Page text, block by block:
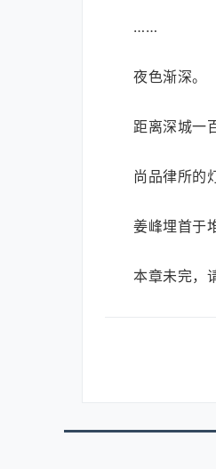
……
夜色渐深。
距离深城一
尚品律所的
姜峰埋首于
本章未完，